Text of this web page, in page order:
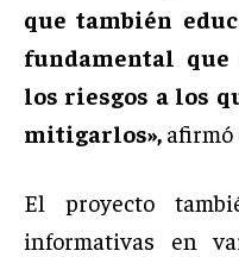
que también
fundamental que
los riesgos a los
mitigarlos», afirmó
El proyecto
informativas en